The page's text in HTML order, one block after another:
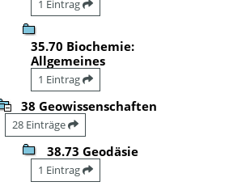
1 Eintrag
35.70 Biochemie:
Allgemeines
1 Eintrag
38 Geowissenschaften
28 Einträge
38.73 Geodäsie
1 Eintrag